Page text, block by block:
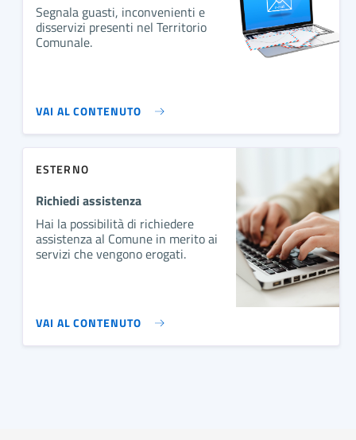
Segnala guasti, inconvenienti e
disservizi presenti nel Territorio
Comunale.
VAI AL CONTENUTO
ESTERNO
Richiedi assistenza
Hai la possibilità di richiedere
assistenza al Comune in merito ai
servizi che vengono erogati.
VAI AL CONTENUTO